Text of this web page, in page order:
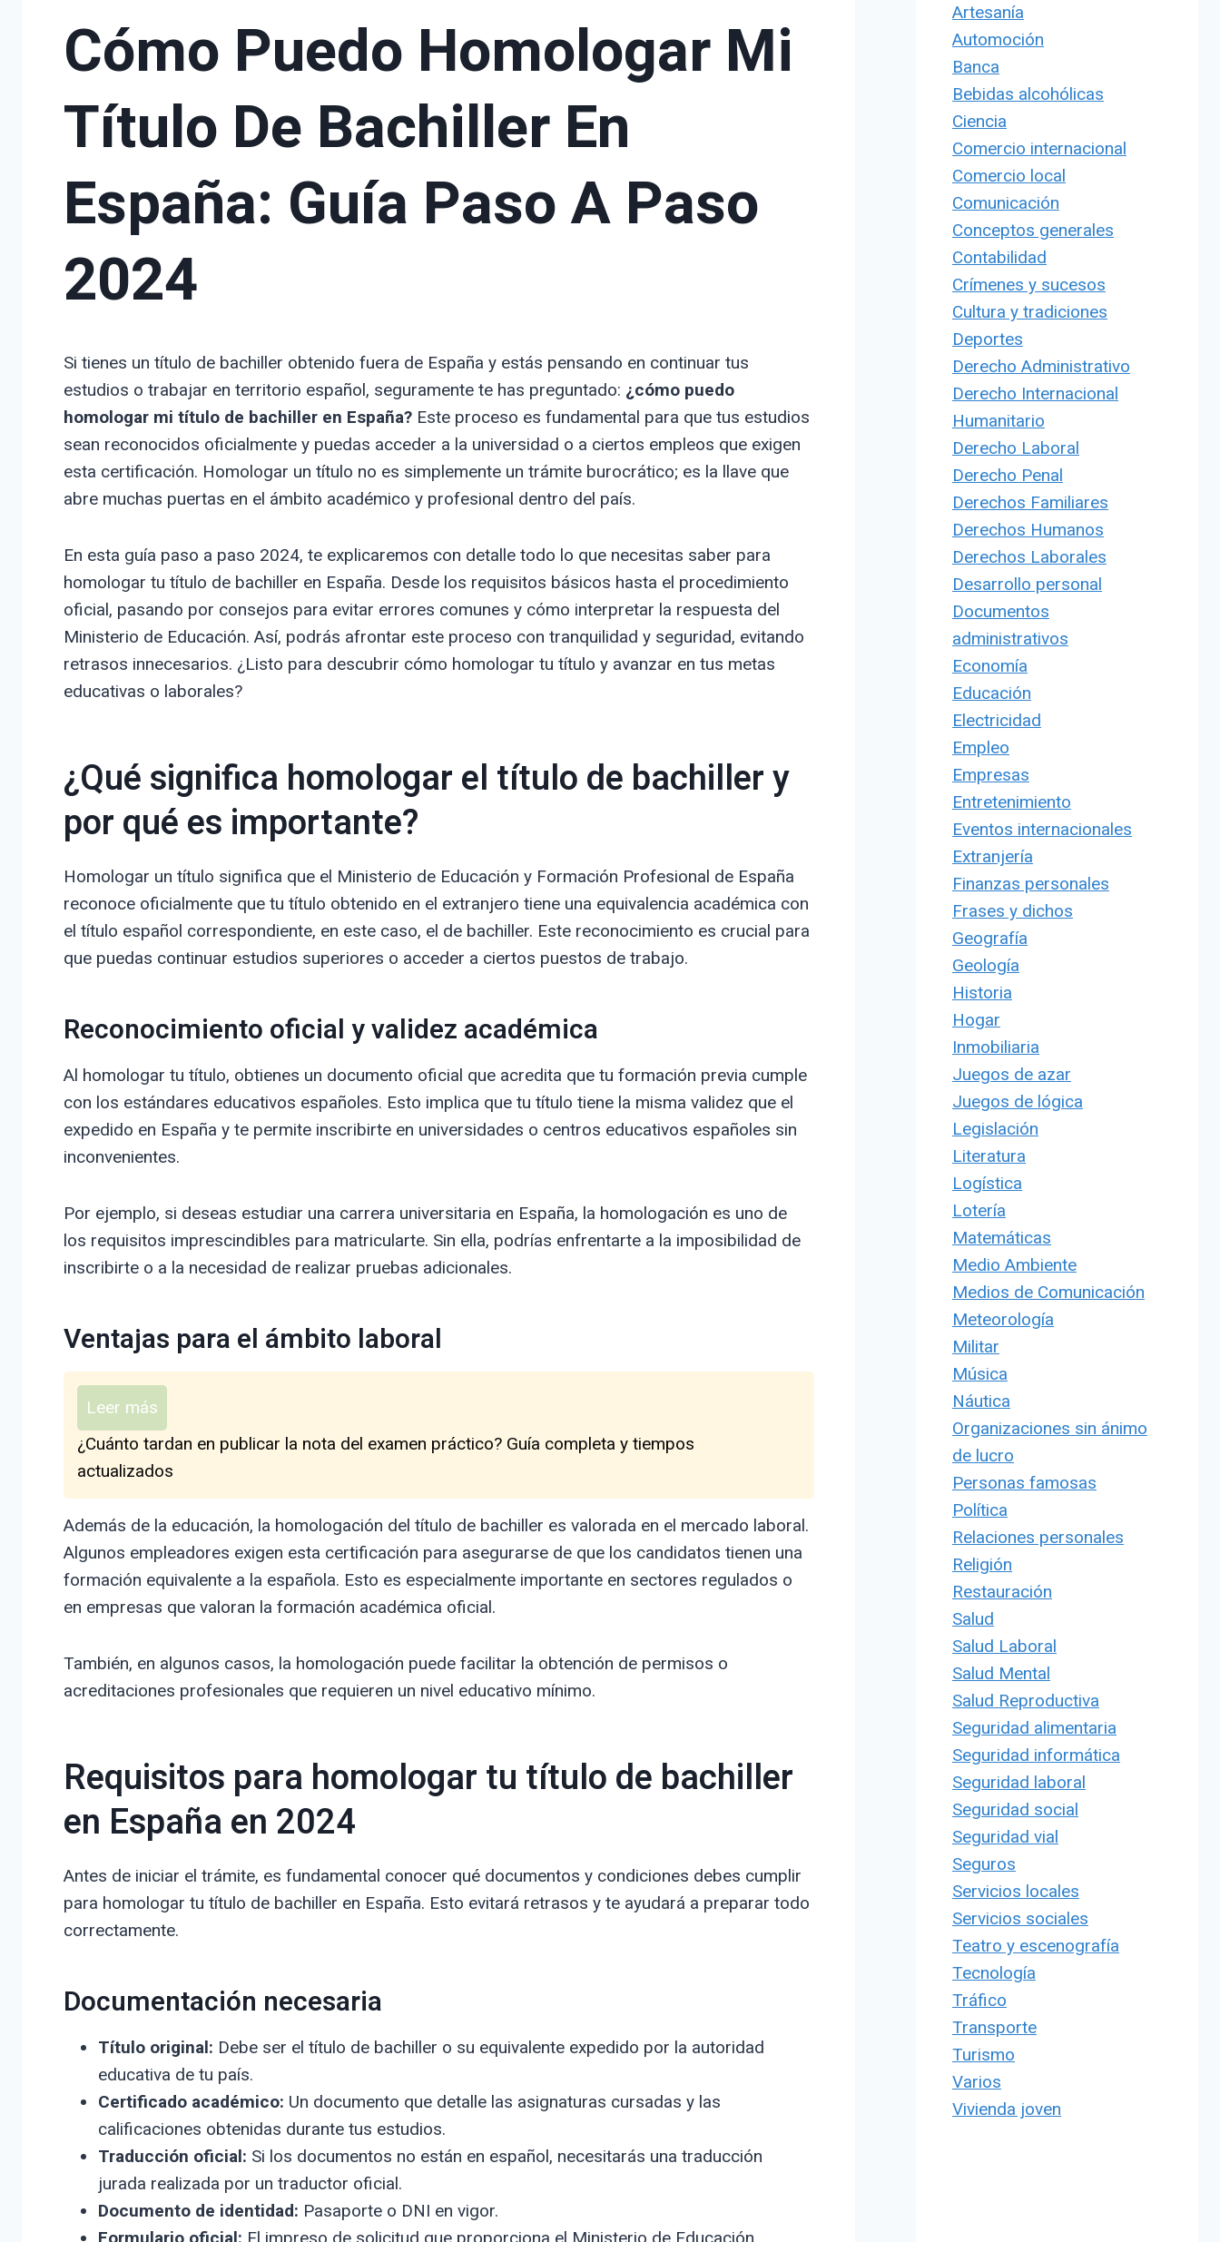
Cómo Puedo Homologar Mi
Título De Bachiller En
España: Guía Paso A Paso
2024
Si tienes un título de bachiller obtenido fuera de España y estás pensando en continuar tus
estudios o trabajar en territorio español, seguramente te has preguntado: ¿cómo puedo
homologar mi título de bachiller en España?Este proceso es fundamental para que tus estudios
sean reconocidos oficialmente y puedas acceder a la universidad o a ciertos empleos que exigen
esta certificación. Homologar un título no es simplemente un trámite burocrático; es la llave que
abre muchas puertas en el ámbito académico y profesional dentro del país.
En esta guía paso a paso 2024, te explicaremos con detalle todo lo que necesitas saber para
homologar tu título de bachiller en España. Desde los requisitos básicos hasta el procedimiento
oficial, pasando por consejos para evitar errores comunes y cómo interpretar la respuesta del
Ministerio de Educación. Así, podrás afrontar este proceso con tranquilidad y seguridad, evitando
retrasos innecesarios. ¿Listo para descubrir cómo homologar tu título y avanzar en tus metas
educativas o laborales?
¿Qué significa homologar el título de bachiller y
por qué es importante?
Homologar un título significa que el Ministerio de Educación y Formación Profesional de España
reconoce oficialmente que tu título obtenido en el extranjero tiene una equivalencia académica con
el título español correspondiente, en este caso, el de bachiller. Este reconocimiento es crucial para
que puedas continuar estudios superiores o acceder a ciertos puestos de trabajo.
Reconocimiento oficial y validez académica
Al homologar tu título, obtienes un documento oficial que acredita que tu formación previa cumple
con los estándares educativos españoles. Esto implica que tu título tiene la misma validez que el
expedido en España y te permite inscribirte en universidades o centros educativos españoles sin
inconvenientes.
Por ejemplo, si deseas estudiar una carrera universitaria en España, la homologación es uno de
los requisitos imprescindibles para matricularte. Sin ella, podrías enfrentarte a la imposibilidad de
inscribirte o a la necesidad de realizar pruebas adicionales.
Ventajas para el ámbito laboral
Leer más
¿Cuánto tardan en publicar la nota del examen práctico? Guía completa y tiempos
actualizados
Además de la educación, la homologación del título de bachiller es valorada en el mercado laboral.
Algunos empleadores exigen esta certificación para asegurarse de que los candidatos tienen una
formación equivalente a la española. Esto es especialmente importante en sectores regulados o
en empresas que valoran la formación académica oficial.
También, en algunos casos, la homologación puede facilitar la obtención de permisos o
acreditaciones profesionales que requieren un nivel educativo mínimo.
Requisitos para homologar tu título de bachiller
en España en 2024
Antes de iniciar el trámite, es fundamental conocer qué documentos y condiciones debes cumplir
para homologar tu título de bachiller en España. Esto evitará retrasos y te ayudará a preparar todo
correctamente.
Documentación necesaria
Título original: Debe ser el título de bachiller o su equivalente expedido por la autoridad
educativa de tu país.
Certificado académico: Un documento que detalle las asignaturas cursadas y las
calificaciones obtenidas durante tus estudios.
Traducción oficial: Si los documentos no están en español, necesitarás una traducción
jurada realizada por un traductor oficial.
Documento de identidad: Pasaporte o DNI en vigor.
Formulario oficial: El impreso de solicitud que proporciona el Ministerio de Educación.
Artesanía
Automoción
Banca
Bebidas alcohólicas
Ciencia
Comercio internacional
Comercio local
Comunicación
Conceptos generales
Contabilidad
Crímenes y sucesos
Cultura y tradiciones
Deportes
Derecho Administrativo
Derecho Internacional
Humanitario
Derecho Laboral
Derecho Penal
Derechos Familiares
Derechos Humanos
Derechos Laborales
Desarrollo personal
Documentos
administrativos
Economía
Educación
Electricidad
Empleo
Empresas
Entretenimiento
Eventos internacionales
Extranjería
Finanzas personales
Frases y dichos
Geografía
Geología
Historia
Hogar
Inmobiliaria
Juegos de azar
Juegos de lógica
Legislación
Literatura
Logística
Lotería
Matemáticas
Medio Ambiente
Medios de Comunicación
Meteorología
Militar
Música
Náutica
Organizaciones sin ánimo
de lucro
Personas famosas
Política
Relaciones personales
Religión
Restauración
Salud
Salud Laboral
Salud Mental
Salud Reproductiva
Seguridad alimentaria
Seguridad informática
Seguridad laboral
Seguridad social
Seguridad vial
Seguros
Servicios locales
Servicios sociales
Teatro y escenografía
Tecnología
Tráfico
Transporte
Turismo
Varios
Vivienda joven